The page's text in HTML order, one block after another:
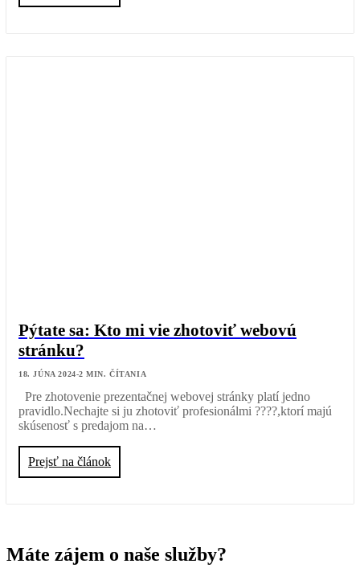
Pýtate sa: Kto mi vie zhotoviť webovú
stránku?
18. JÚNA 2024-2 MIN. ČÍTANIA
Pre zhotovenie prezentačnej webovej stránky platí jedno
pravidlo.Nechajte si ju zhotoviť profesionálmi ????,ktorí majú
skúsenosť s predajom na…
Prejsť na článok
Máte zájem o naše služby?